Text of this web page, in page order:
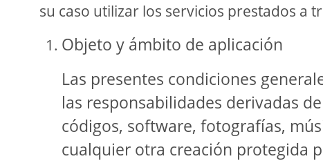
su caso utilizar los servicios prestados a
Objeto y ámbito de aplicación
Las presentes condiciones
las responsabilidades derivadas
códigos, software, fotografías,
cualquier otra creación protegida